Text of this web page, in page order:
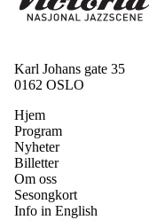
Karl Johans gate 35
0162 OSLO
Hjem
Program
Nyheter
Billetter
Om oss
Sesongkort
Info in English